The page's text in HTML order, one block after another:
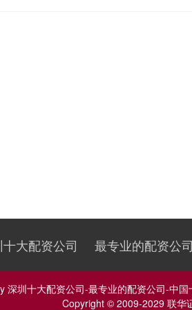
大配资公司 最专业的配资公司
深圳十大配资公司-最专业的配资公司-中国
Copyright © 2009-2029 联华